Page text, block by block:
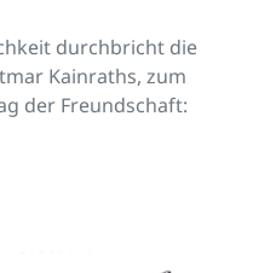
durchbricht die
Kainraths, zum
der Freundschaft: